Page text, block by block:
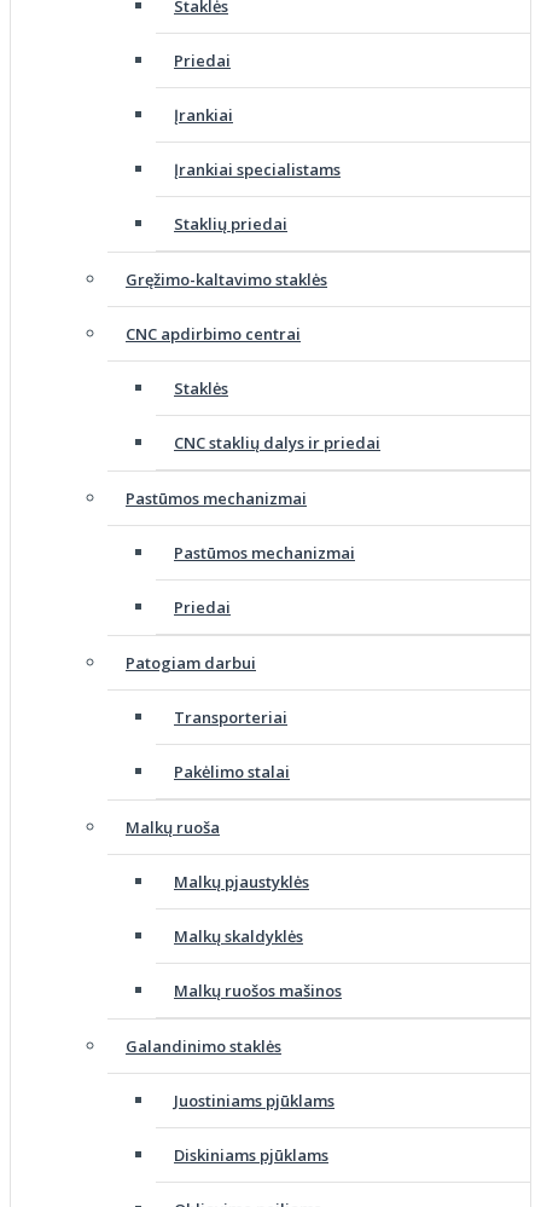
Staklės
Priedai
Įrankiai
Įrankiai specialistams
Staklių priedai
Gręžimo-kaltavimo staklės
CNC apdirbimo centrai
Staklės
CNC staklių dalys ir priedai
Pastūmos mechanizmai
Pastūmos mechanizmai
Priedai
Patogiam darbui
Transporteriai
Pakėlimo stalai
Malkų ruoša
Malkų pjaustyklės
Malkų skaldyklės
Malkų ruošos mašinos
Galandinimo staklės
Juostiniams pjūklams
Diskiniams pjūklams